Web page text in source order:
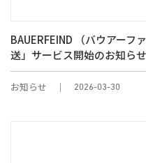
BAUERFEIND （バウアー
送」サービス開始のお知らせ
お知らせ 2026-03-30